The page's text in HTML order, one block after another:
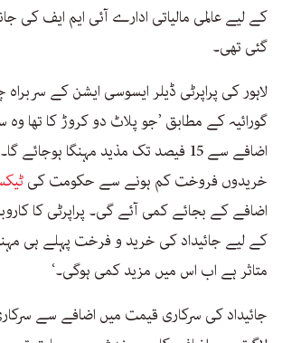
کے لیے عالمی مالیاتی ادارے آئی ایم ایف
گئی تھی۔
لاہور کی پراپرٹی ڈیلر ایسوسی ایشن کے
گورائیہ کے مطابق ’جو پلاٹ دو کروڑ کا تھا
اضافے سے 15 فیصد تک مذید مہنگا
خریدوں فروخت کم ہونے سے حکومت کی
اضافے کے بجائے کمی آئے گی۔ پراپرٹی کا
کے لیے جائیداد کی خرید و فرخت پہلے ہی
متاثر ہے اب اس میں مزید کمی ہوگی۔‘
جائیداد کی سرکاری قیمت میں اضافے سے